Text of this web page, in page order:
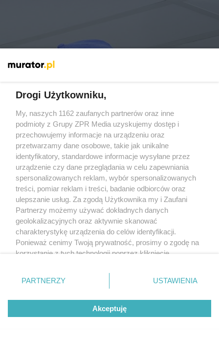
Masz klimatyzator? UDT ostrzega,
że bez tego certyfikatu montaż jest
nielegalny
Drogi Użytkowniku,
My, naszych 1162 zaufanych partnerów oraz inne
podmioty z Grupy ZPR Media uzyskujemy dostęp i
przechowujemy informacje na urządzeniu oraz
przetwarzamy dane osobowe, takie jak unikalne
identyfikatory, standardowe informacje wysyłane przez
urządzenie czy dane przeglądania w celu zapewniania
spersonalizowanych reklam, wybór spersonalizowanych
treści, pomiar reklam i treści, badanie odbiorców oraz
ulepszanie usług. Za zgodą Użytkownika my i Zaufani
Partnerzy możemy używać dokładnych danych
geolokalizacyjnych oraz aktywnie skanować
charakterystykę urządzenia do celów identyfikacji.
Ponieważ cenimy Twoją prywatność, prosimy o zgodę na
korzystanie z tych technologii poprzez kliknięcie
zmienić/wycofać klikając przycisk ustawień prywatności
znajdujący się w lewym dolnym rogu strony
rodzaje przetwarzania danych nie wymagają zgody
użytkownika, ale masz prawo sprzeciwić się takiemu
przetwarzaniu. Preferencje będą miały zastosowanie tylko
PARTNERZY USTAWIENIA
Akceptuję